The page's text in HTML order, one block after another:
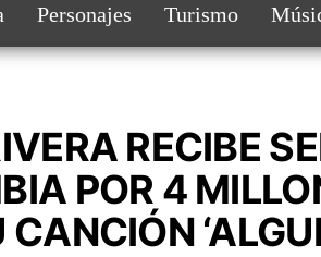
Personajes Turismo
RECIBE
POR 4